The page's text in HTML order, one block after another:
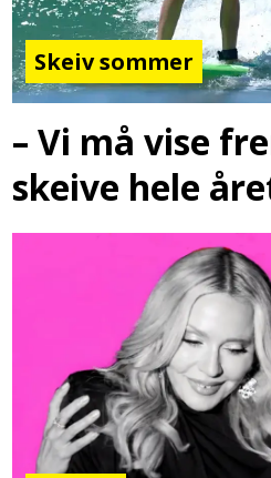
Skeiv sommer
– Vi må vise
skeive hele